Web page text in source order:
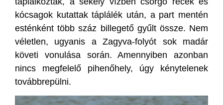
kócsagok kutattak táplálék után, a part mentén
esténként több száz billegető gyűlt össze. Nem
véletlen, ugyanis a Zagyva-folyót sok madár
követi vonulása során. Amennyiben azonban
nincs megfelelő pihenőhely, úgy kénytelenek
továbbrepülni.